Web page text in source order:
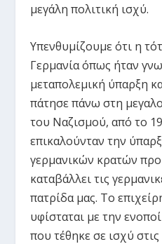
μεγάλη πολιτική ισχύ.
Υπενθυμίζουμε ότι η
Γερμανία όπως ήταν
μεταπολεμική ύπαρξη
πάτησε πάνω στη
του Ναζισμού, από το
επικαλούνταν την
γερμανικών κρατών
καταβάλλει τις
πατρίδα μας. Το
υφίσταται με την
που τέθηκε σε ισχύ